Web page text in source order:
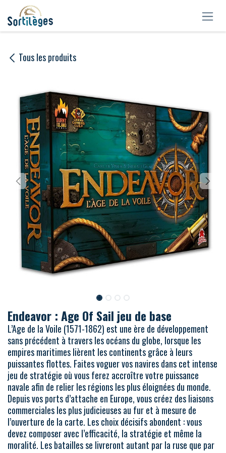
Se rendre au contenu
Tous les produits
Endeavor : Age Of Sail jeu de base
L’Age de la Voile (1571-1862) est une ère de développement
sans précédent à travers les océans du globe, lorsque les
empires maritimes lièrent les continents grâce à leurs
puissantes flottes. Faites voguer vos navires dans cet intense
jeu de stratégie où vous ferez accroître votre puissance
navale afin de relier les régions les plus éloignées du monde.
Depuis vos ports d’attache en Europe, vous créez des liaisons
commerciales les plus judicieuses au fur et à mesure de
l’ouverture de la carte. Les choix décisifs abondent : vous
devez composer avec l’efficacité, la stratégie et même la
moralité. Les batailles se livreront autant par la ruse que par